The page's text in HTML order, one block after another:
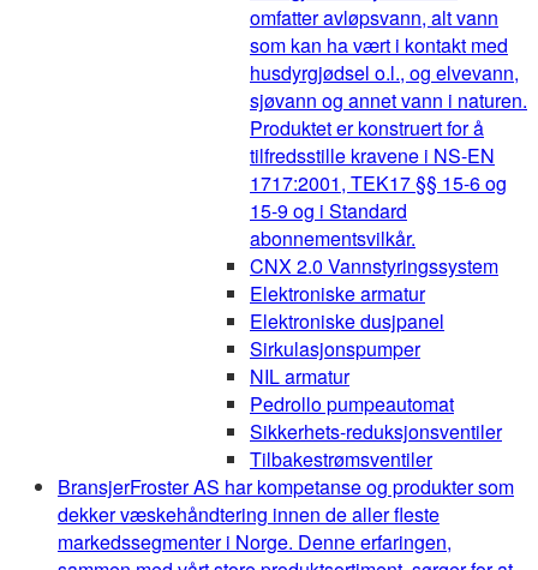
omfatter avløpsvann, alt vann
som kan ha vært i kontakt med
husdyrgjødsel o.l., og elvevann,
sjøvann og annet vann i naturen.
Produktet er konstruert for å
tilfredsstille kravene i NS-EN
1717:2001, TEK17 §§ 15-6 og
15-9 og i Standard
abonnementsvilkår.
CNX 2.0 Vannstyringssystem
Elektroniske armatur
Elektroniske dusjpanel
Sirkulasjonspumper
NIL armatur
Pedrollo pumpeautomat
Sikkerhets-reduksjonsventiler
Tilbakestrømsventiler
BransjerFroster AS har kompetanse og produkter som
dekker væskehåndtering innen de aller fleste
markedssegmenter i Norge. Denne erfaringen,